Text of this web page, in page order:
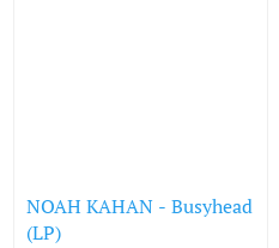
NOAH KAHAN - Busyhead
(LP)